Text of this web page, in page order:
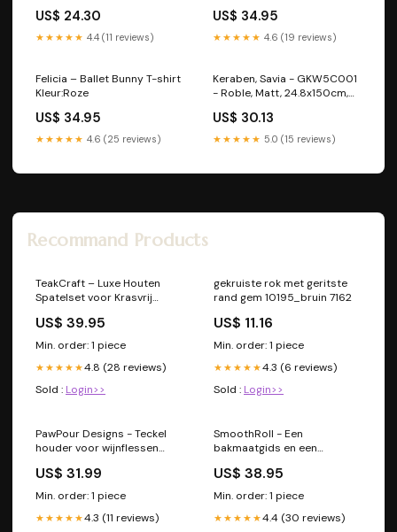
US$ 24.30
★★★★★ 4.4 (11 reviews)
US$ 34.95
★★★★★ 4.6 (19 reviews)
Felicia – Ballet Bunny T-shirt
Kleur:Roze
US$ 34.95
★★★★★ 4.6 (25 reviews)
Keraben, Savia - GKW5C001
- Roble, Matt, 24.8x150cm,
US$ 30.13
★★★★★ 5.0 (15 reviews)
Recommand Products
TeakCraft – Luxe Houten
Spatelset voor Krasvrij
US$ 39.95
Min. order: 1 piece
★★★★★4.8 (28 reviews)
Sold : Login>>
gekruiste rok met geritste
rand gem 10195_bruin 7162
US$ 11.16
Min. order: 1 piece
★★★★★4.3 (6 reviews)
Sold : Login>>
PawPour Designs - Teckel
houder voor wijnflessen
US$ 31.99
Min. order: 1 piece
★★★★★4.3 (11 reviews)
SmoothRoll - Een
bakmaatgids en een
Type:klein
US$ 38.95
Min. order: 1 piece
★★★★★4.4 (30 reviews)